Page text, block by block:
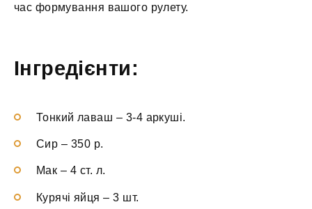
час формування вашого рулету.
Інгредієнти:
Тонкий лаваш – 3-4 аркуші.
Сир – 350 р.
Мак – 4 ст. л.
Курячі яйця –3 шт.